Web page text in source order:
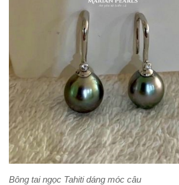
Bông tai ngọc Tahiti dáng móc câu